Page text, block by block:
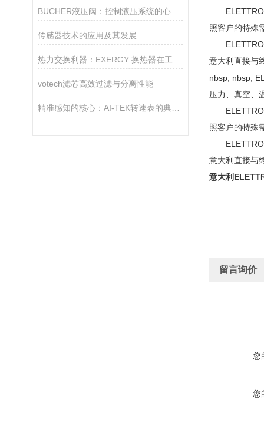
BUCHER液压阀：控制液压系统的心脏！
传感器技术的应用及其发展
votech滤芯高效过滤与分离性能
照客户的特殊
意大利直接与
nbsp; nbsp;
压力、真空、
照客户的特殊
意大利直接与
意大利
留言询价
您
您